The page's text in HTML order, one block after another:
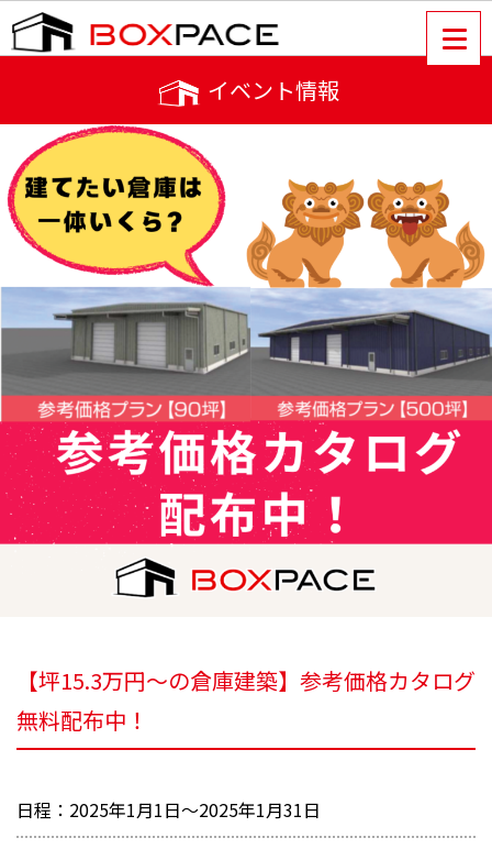
イベント情報
【坪15.3万円～の倉庫建築】参考価格カタログ
無料配布中！
日程：2025年1月1日～2025年1月31日